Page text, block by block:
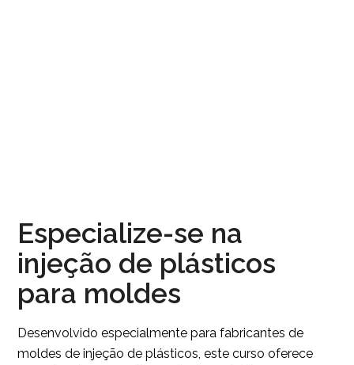
Especialize-se na
injeção de plásticos
para moldes
Desenvolvido especialmente para fabricantes de
moldes de injeção de plásticos, este curso oferece